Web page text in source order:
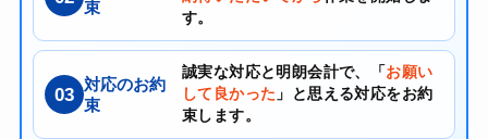
束
す。
03 対応のお約
束
誠実な対応と明朗会計で、「 お願い
して良かった 」と思える対応をお約
束します。